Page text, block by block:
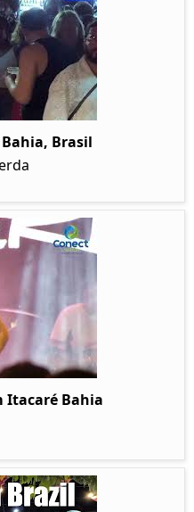
Brasil
Itacaré Bahia